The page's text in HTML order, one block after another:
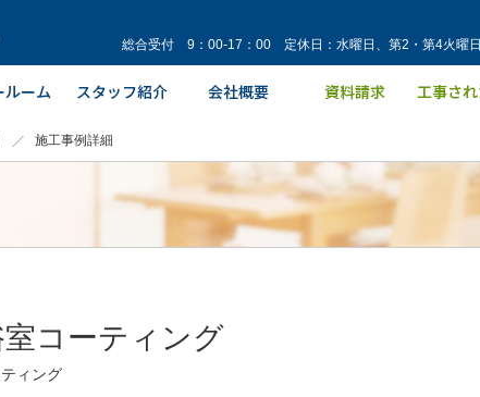
総合受付 9：00-17：00 定休日：水曜日、第2・第4火曜日
施工事例詳細
コーティング
ィング